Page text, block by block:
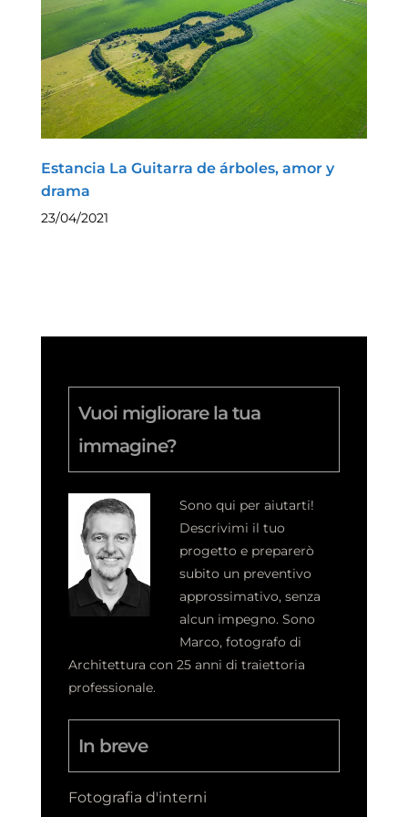
Estancia La Guitarra de árboles, amor y
drama
23/04/2021
Vuoi migliorare la tua
immagine?
Sono qui per aiutarti!
Descrivimi il tuo
progetto e preparerò
subito un preventivo
approssimativo, senza
alcun impegno. Sono
Marco, fotografo di
Architettura con 25 anni di traiettoria
professionale.
In breve
Fotografia d'interni